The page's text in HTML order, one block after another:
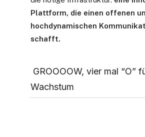
Plattform, die einen offenen
hochdynamischen
schafft.
GROOOOW, vier mal “O”
Wachstum